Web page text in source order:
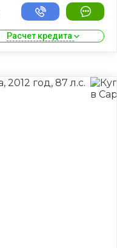
Расчет кредита